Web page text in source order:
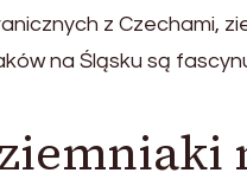
z Czechami,
na Śląsku są